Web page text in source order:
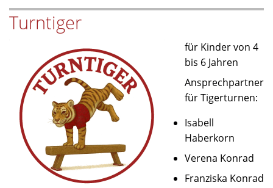
Turntiger
für Kinder von 4
bis 6 Jahren
Ansprechpartner
für Tigerturnen:
Isabell
Haberkorn
Verena Konrad
Franziska Konrad